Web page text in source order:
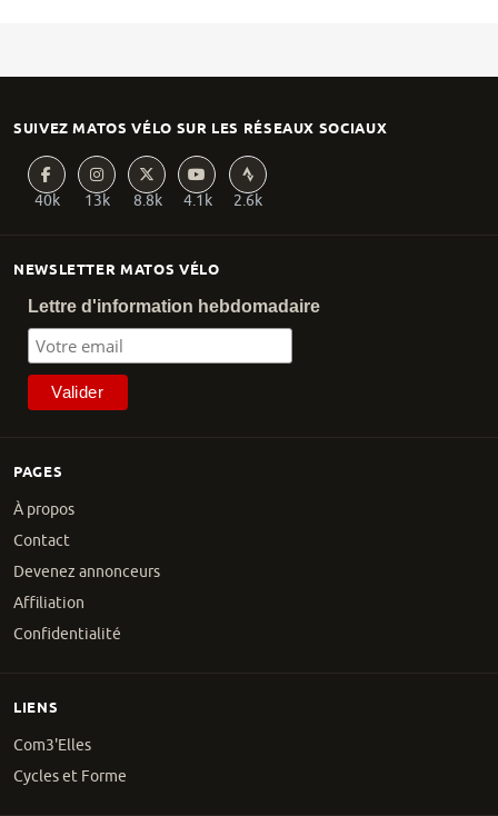
PAGES
À propos
Contact
Devenez annonceurs
Affiliation
Confidentialité
NEWSLETTER MATOS VÉLO
Lettre d'information hebdomadaire
SUIVEZ MATOS VÉLO SUR LES RÉSEAUX SOCIAUX
40k 13k 8.8k 4.1k 2.6k
LIENS
Com3'Elles
Cycles et Forme